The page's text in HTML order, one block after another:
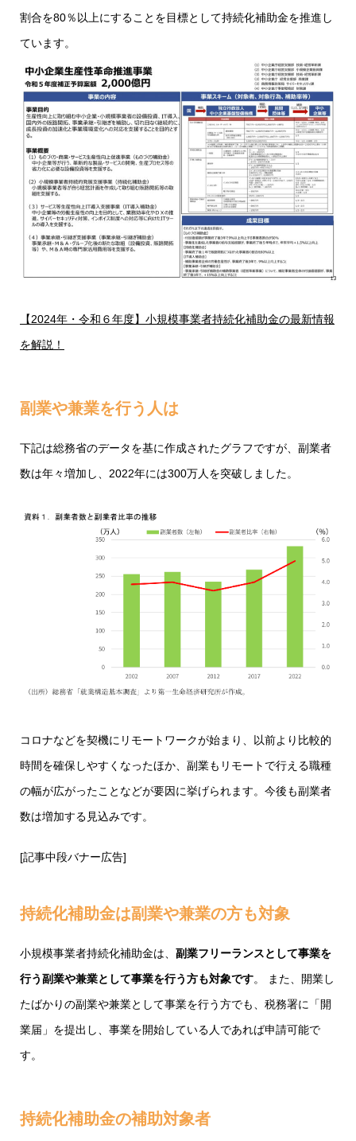
割合を80％以上にすることを目標として持続化補助金を推進し
ています。
【2024年・令和６年度】小規模事業者持続化補助金の最新情報
を解説！
副業や兼業を行う人は
下記は総務省のデータを基に作成されたグラフですが、副業者
数は年々増加し、2022年には300万人を突破しました。
コロナなどを契機にリモートワークが始まり、以前より比較的
時間を確保しやすくなったほか、副業もリモートで行える職種
の幅が広がったことなどが要因に挙げられます。今後も副業者
数は増加する見込みです。
[記事中段バナー広告]
持続化補助金は副業や兼業の方も対象
小規模事業者持続化補助金は、 副業フリーランスとして事業を
行う副業や兼業として事業を行う方も対象です。 また、開業し
たばかりの副業や兼業として事業を行う方でも、税務署に「開
業届」を提出し、事業を開始している人であれば申請可能で
す。
持続化補助金の補助対象者